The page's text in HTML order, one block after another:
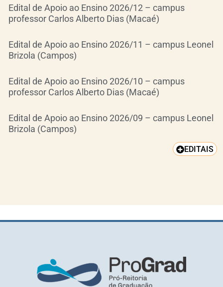
Edital de Apoio ao Ensino 2026/12 – campus
professor Carlos Alberto Dias (Macaé)
Edital de Apoio ao Ensino 2026/11 – campus Leonel
Brizola (Campos)
Edital de Apoio ao Ensino 2026/10 – campus
professor Carlos Alberto Dias (Macaé)
Edital de Apoio ao Ensino 2026/09 – campus Leonel
Brizola (Campos)
EDITAIS